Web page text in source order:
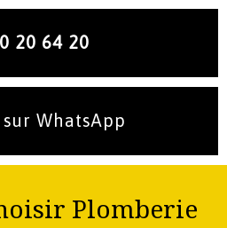
20 64 20
WhatsApp
Plomberie